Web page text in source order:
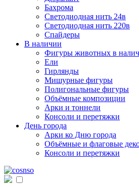
Бахрома
Светодиодная нить 24в
Светодиодная нить 220в
Спайдеры
В наличии
Фигуры животных в
Ели
Гирлянды
Мишурные фигуры
Полигональные фигуры
Объёмные композиции
Арки и тоннели
Консоли и перетяжки
День города
Арки ко Дню города
Объёмные и флаговые
Консоли и перетяжки